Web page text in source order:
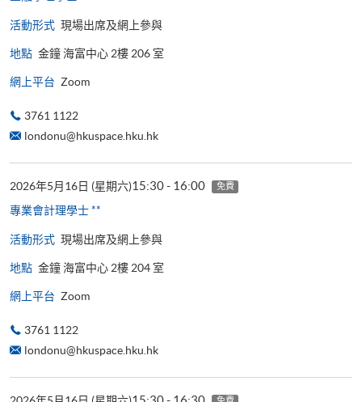
活動形式 現場出席及網上參與
地點 金鐘 海富中心 2樓 206 室
網上平台 Zoom
3761 1122
londonu@hkuspace.hku.hk
2026年5月16日 (星期六)15:30 - 16:00 免費
專業會計理學士 **
活動形式 現場出席及網上參與
地點 金鐘 海富中心 2樓 204 室
網上平台 Zoom
3761 1122
londonu@hkuspace.hku.hk